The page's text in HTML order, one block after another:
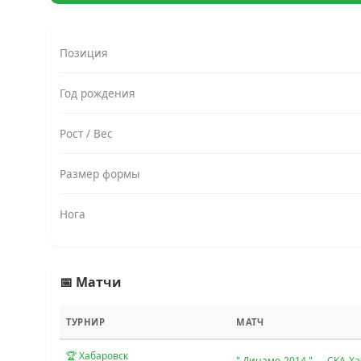
Позиция
Год рождения
Рост / Вес
Размер формы
Нога
📅 Матчи
ТУРНИР МАТЧ
🏆 Хабаровск